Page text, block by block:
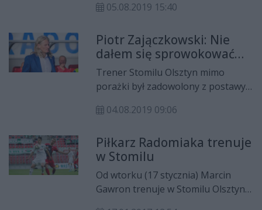
walce i umiejętnościach, które dają
żenującym zachowaniu
przyjezdnych. Piłkarze Stomilu
nieustannie prowokowali kibiców i
rywali, a jeden z olsztynian
zwyzywał chłopca podającego piłki.
05.08.2019 15:40
Piotr Zajączkowski: Nie
dałem się sprowokować
kibicom
Trener Stomilu Olsztyn mimo
porażki był zadowolony z postawy
że z uwagi na jego przeszłość
Chwalił jednak atmosferę na
stadionie Radomiaka.
04.08.2019 09:06
Piłkarz Radomiaka trenuje
w Stomilu
Od wtorku (17 stycznia) Marcin
Gawron trenuje w Stomilu Olsztyn.